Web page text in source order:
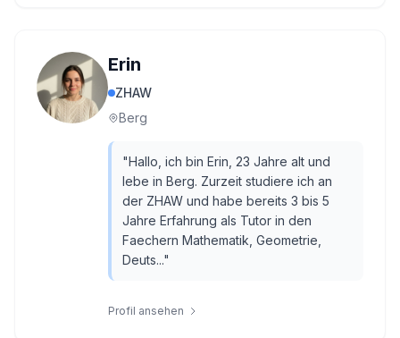
Erin
ZHAW
Berg
"Hallo, ich bin Erin, 23 Jahre alt und
lebe in Berg. Zurzeit studiere ich an
der ZHAW und habe bereits 3 bis 5
Jahre Erfahrung als Tutor in den
Faechern Mathematik, Geometrie,
Deuts..."
Profil ansehen